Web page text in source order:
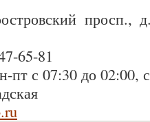
просп.,
65-81
пт с 07:30 до 02:00,